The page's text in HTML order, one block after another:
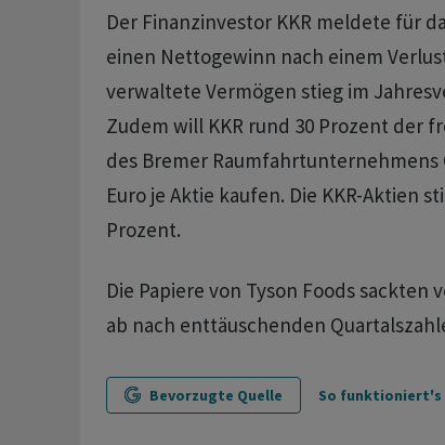
Der Finanzinvestor KKR meldete für
einen Nettogewinn nach einem
verwaltete Vermögen stieg im
Zudem will KKR rund 30 Prozent der
des Bremer Raumfahrtunternehmens
Euro je Aktie kaufen. Die KKR-Aktien
Prozent.
Die Papiere von Tyson Foods sackten
ab nach enttäuschenden
Bevorzugte Quelle So funktioniert's